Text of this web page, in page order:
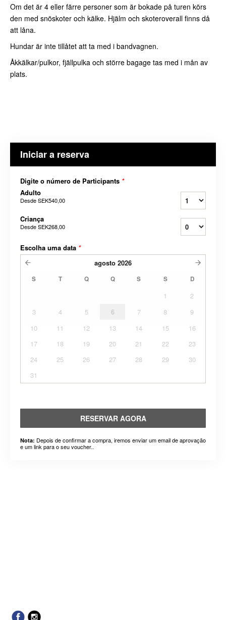
Om det är 4 eller färre personer som är bokade på turen körs
den med snöskoter och kälke. Hjälm och skoteroverall finns då
att låna.
Hundar är inte tillåtet att ta med i bandvagnen.
Åkkälkar/pulkor, fjällpulka och större bagage tas med i mån av
plats.
Iniciar a reserva
Digite o número de Participants *
Adulto
DesdeSEK540,00
Criança
DesdeSEK268,00
Escolha uma data *
agosto 2026
S T Q Q S S D
1
2
3
4 5 6 7 8
9
10
11 12 13 14 15
16
17
18 19 20 21 22
23
24
25 26 27 28 29
30
31
RESERVAR AGORA
Nota: Depois de confirmar a compra, iremos enviar um email de aprovação
e um link para o seu voucher..